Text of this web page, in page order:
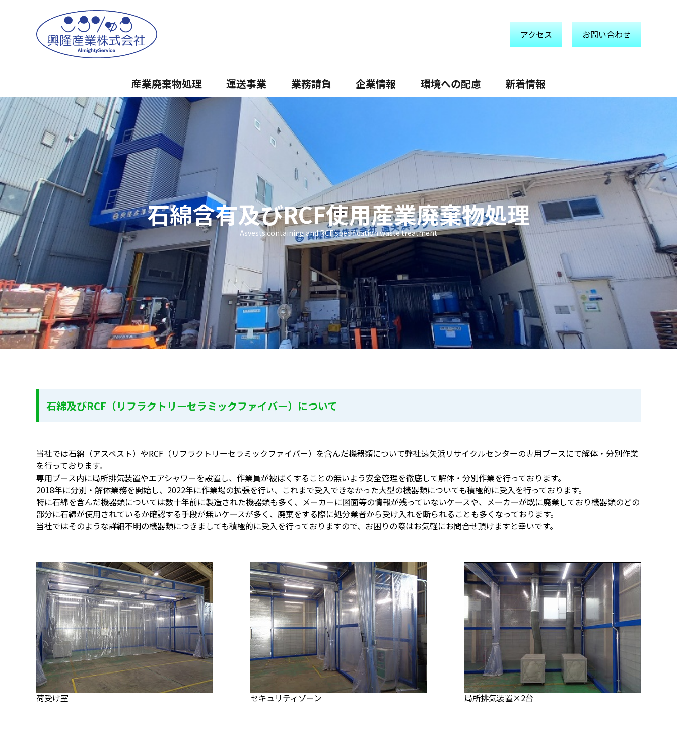
アクセス お問い合わせ
産業廃棄物処理 運送事業 業務請負 企業情報 環境への配慮 新着情報
石綿含有及びRCF使用産業廃棄物処理
Asvests containing and RCF specification waste treatment
石綿及びRCF（リフラクトリーセラミックファイバー）について
当社では石綿（アスベスト）やRCF（リフラクトリーセラミックファイバー）を含んだ機器類について弊社遠矢浜リサイクルセンターの専用ブースにて解体・分別作業
を行っております。
専用ブース内に局所排気装置やエアシャワーを設置し、作業員が被ばくすることの無いよう安全管理を徹底して解体・分別作業を行っております。
2018年に分別・解体業務を開始し、2022年に作業場の拡張を行い、これまで受入できなかった大型の機器類についても積極的に受入を行っております。
特に石綿を含んだ機器類については数十年前に製造された機器類も多く、メーカーに図面等の情報が残っていないケースや、メーカーが既に廃業しており機器類のどの
部分に石綿が使用されているか確認する手段が無いケースが多く、廃棄をする際に処分業者から受け入れを断られることも多くなっております。
当社ではそのような詳細不明の機器類につきましても積極的に受入を行っておりますので、お困りの際はお気軽にお問合せ頂けますと幸いです。
荷受け室 セキュリティゾーン 局所排気装置×2台